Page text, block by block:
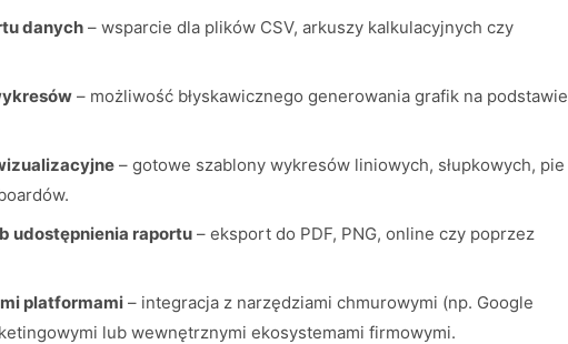
danych – wsparcie dla plików CSV, arkuszy kalkulacyjnych czy
– możliwość błyskawicznego generowania grafik na podstawie
– gotowe szablony wykresów liniowych, słupkowych, pie
udostępnienia raportu – eksport do PDF, PNG, online czy poprzez
platformami – integracja z narzędziami chmurowymi (np. Google
lub wewnętrznymi ekosystemami firmowymi.